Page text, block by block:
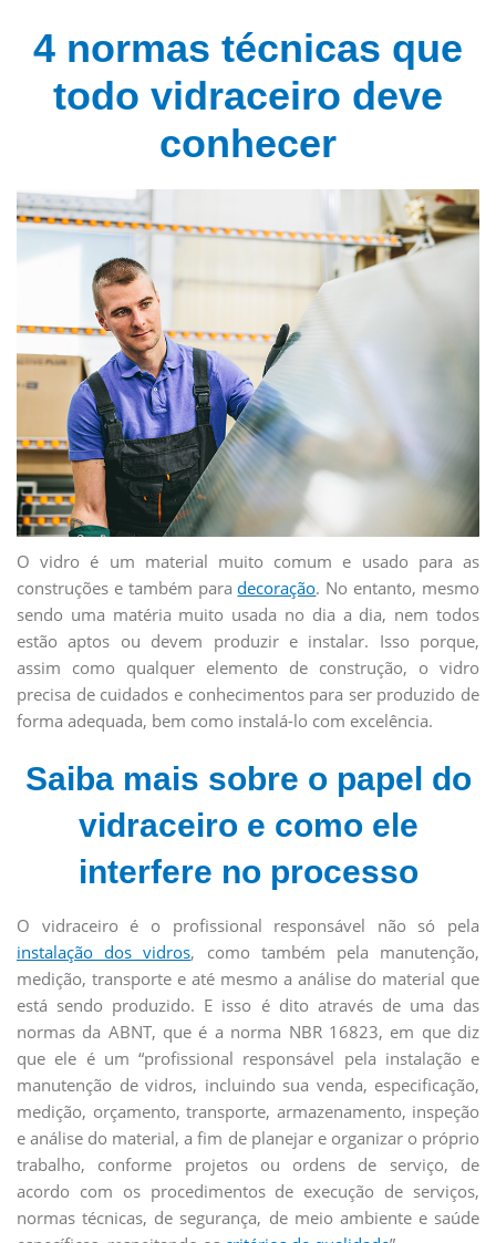
4 normas técnicas que
todo vidraceiro deve
conhecer
O vidro é um material muito comum e usado para as
construções e também paradecoração. No entanto, mesmo
sendo uma matéria muito usada no dia a dia, nem todos
estão aptos ou devem produzir e instalar. Isso porque,
assim como qualquer elemento de construção, o vidro
precisa de cuidados e conhecimentos para ser produzido de
forma adequada, bem como instalá-lo com excelência.
Saiba mais sobre o papel do
vidraceiro e como ele
interfere no processo
O vidraceiro é o profissional responsável não só pela
instalação dos vidros, como também pela manutenção,
medição, transporte e até mesmo a análise do material que
está sendo produzido. E isso é dito através de uma das
normas da ABNT, que é a norma NBR 16823, em que diz
que ele é um “profissional responsável pela instalação e
manutenção de vidros, incluindo sua venda, especificação,
medição, orçamento, transporte, armazenamento, inspeção
e análise do material, a fim de planejar e organizar o próprio
trabalho, conforme projetos ou ordens de serviço, de
acordo com os procedimentos de execução de serviços,
normas técnicas, de segurança, de meio ambiente e saúde